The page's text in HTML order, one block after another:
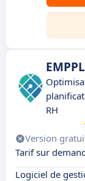
RH
Version
Tarif sur
Logiciel de